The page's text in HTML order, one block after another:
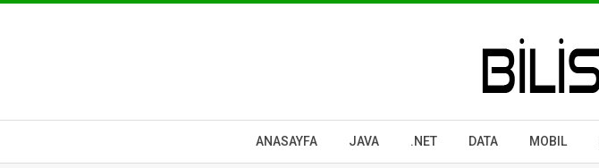
ANASAYFA JAVA .NET DATA MOBIL